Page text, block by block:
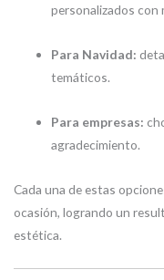
personalizados con
Para Navidad:
temáticos.
Para empresas:
agradecimiento.
Cada una de estas
ocasión, logrando un
estética.